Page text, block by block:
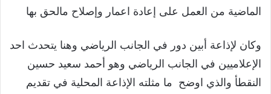
الماضية من العمل على إعادة اعمار وإصلاح مالحق بها
وكان لإذاعة أبين دور في الجانب الرياضي وهنا يتحدث احد
الإعلاميين في الجانب الرياضي وهو أحمد سعيد حسين
النقطأ والذي اوضح ما مثلته الإذاعة المحلية في تقديم